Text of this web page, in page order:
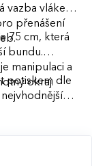
vazba vláken s
přenášení
75 cm, která
bundu.
manipulaci a
okraj.
potiskem dle
rozpočet.